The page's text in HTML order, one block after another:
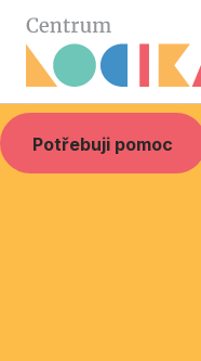
Potřebuji pomoc